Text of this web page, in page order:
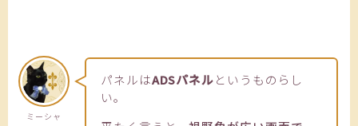
ミーシャ
パネルはADSパネルというものらし
い。